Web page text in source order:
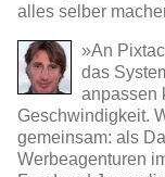
alles selber
»An
das
anpassen
Geschwindigkeit.
gemeinsam: als
Werbeagenturen